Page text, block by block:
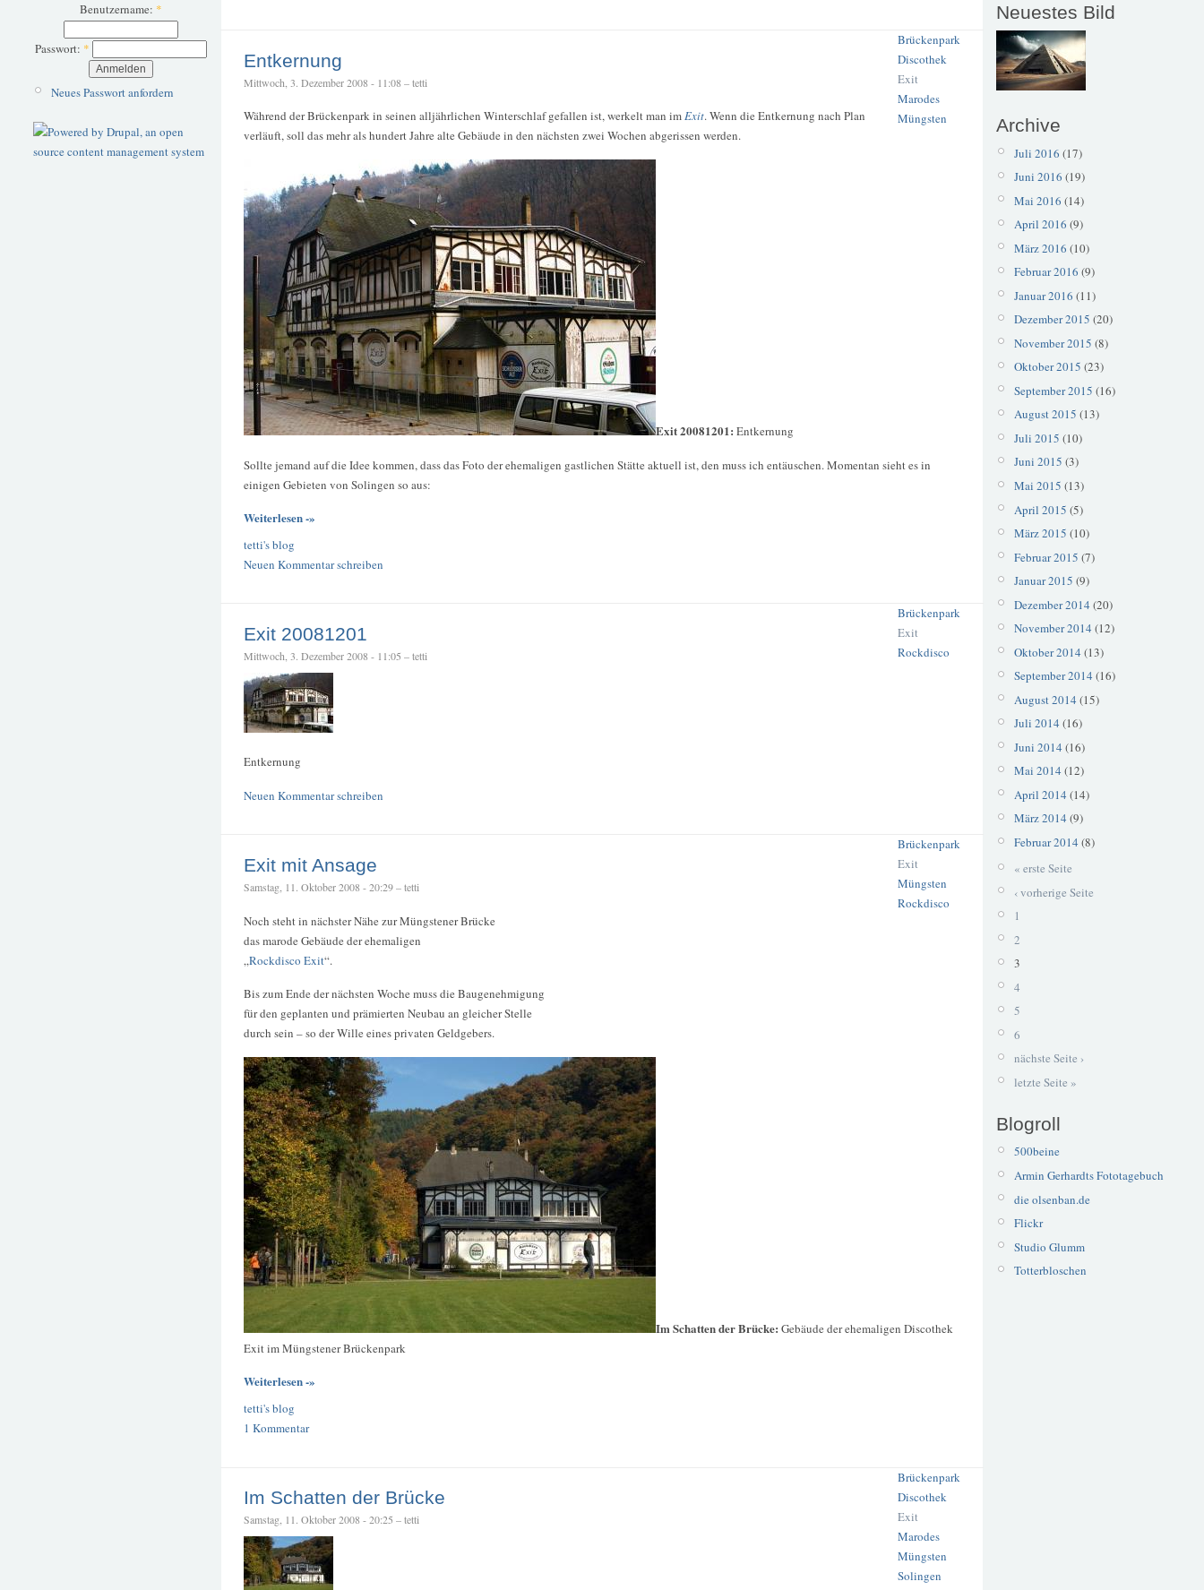
Benutzername: *
Passwort: *
Neues Passwort anfordern
Brückenpark
Discothek
Exit
Marodes
Müngsten
Entkernung
Mittwoch, 3. Dezember 2008 - 11:08 – tetti
Während der Brückenpark in seinen alljährlichen Winterschlaf gefallen ist, werkelt man imExit. Wenn die Entkernung nach Plan
verläuft, soll das mehr als hundert Jahre alte Gebäude in den nächsten zwei Wochen abgerissen werden.
Exit 20081201: Entkernung
Sollte jemand auf die Idee kommen, dass das Foto der ehemaligen gastlichen Stätte aktuell ist, den muss ich entäuschen. Momentan sieht es in
einigen Gebieten von Solingen so aus:
Weiterlesen -»
tetti's blog
Neuen Kommentar schreiben
Brückenpark
Exit
Rockdisco
Exit 20081201
Mittwoch, 3. Dezember 2008 - 11:05 – tetti
Entkernung
Neuen Kommentar schreiben
Brückenpark
Exit
Müngsten
Rockdisco
Exit mit Ansage
Samstag, 11. Oktober 2008 - 20:29 – tetti
Noch steht in nächster Nähe zur Müngstener Brücke
das marode Gebäude der ehemaligen
„Rockdisco Exit“.
Bis zum Ende der nächsten Woche muss die Baugenehmigung
für den geplanten und prämierten Neubau an gleicher Stelle
durch sein – so der Wille eines privaten Geldgebers.
Im Schatten der Brücke: Gebäude der ehemaligen Discothek
Exit im Müngstener Brückenpark
Weiterlesen -»
tetti's blog
1 Kommentar
Brückenpark
Discothek
Exit
Marodes
Müngsten
Solingen
Im Schatten der Brücke
Samstag, 11. Oktober 2008 - 20:25 – tetti
Neuestes Bild
Archive
Juli 2016 (17)
Juni 2016 (19)
Mai 2016 (14)
April 2016 (9)
März 2016 (10)
Februar 2016 (9)
Januar 2016 (11)
Dezember 2015 (20)
November 2015 (8)
Oktober 2015 (23)
September 2015 (16)
August 2015 (13)
Juli 2015 (10)
Juni 2015 (3)
Mai 2015 (13)
April 2015 (5)
März 2015 (10)
Februar 2015 (7)
Januar 2015 (9)
Dezember 2014 (20)
November 2014 (12)
Oktober 2014 (13)
September 2014 (16)
August 2014 (15)
Juli 2014 (16)
Juni 2014 (16)
Mai 2014 (12)
April 2014 (14)
März 2014 (9)
Februar 2014 (8)
« erste Seite
‹ vorherige Seite
1
2
3
4
5
6
nächste Seite ›
letzte Seite »
Blogroll
500beine
Armin Gerhardts Fototagebuch
die olsenban.de
Flickr
Studio Glumm
Totterbloschen